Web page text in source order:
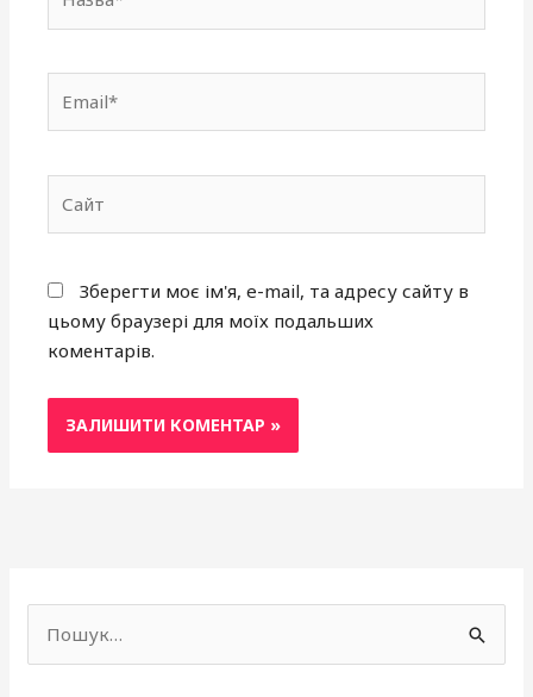
Зберегти моє ім'я, e-mail, та адресу сайту в
цьому браузері для моїх подальших
коментарів.